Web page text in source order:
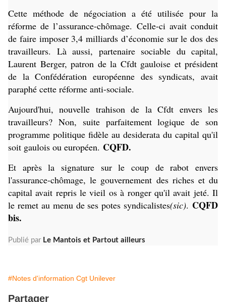
Cette méthode de négociation a été utilisée pour la
réforme de l’assurance-chômage. Celle-ci avait conduit
de faire imposer 3,4 milliards d’économie sur le dos des
travailleurs. Là aussi, partenaire sociable du capital,
Laurent Berger, patron de la Cfdt gauloise et président
de la Confédération européenne des syndicats, avait
paraphé cette réforme anti-sociale.
Aujourd'hui, nouvelle trahison de la Cfdt envers les
travailleurs? Non, suite parfaitement logique de son
programme politique fidèle au desiderata du capital qu'il
soit gaulois ou européen. CQFD.
Et après la signature sur le coup de rabot envers
l'assurance-chômage, le gouvernement des riches et du
capital avait repris le vieil os à ronger qu'il avait jeté. Il
le remet au menu de ses potes syndicalistes(sic). CQFD
bis.
Publié par Le Mantois et Partout ailleurs
#Notes d'information Cgt Unilever
Partager